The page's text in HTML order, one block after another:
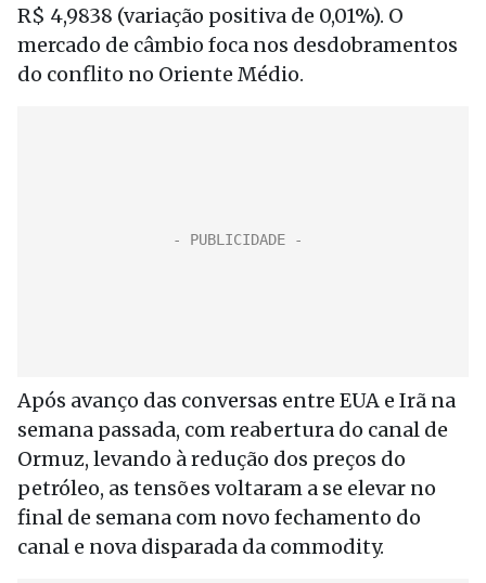
R$ 4,9838 (variação positiva de 0,01%). O
mercado de câmbio foca nos desdobramentos
do conflito no Oriente Médio.
Após avanço das conversas entre EUA e Irã na
semana passada, com reabertura do canal de
Ormuz, levando à redução dos preços do
petróleo, as tensões voltaram a se elevar no
final de semana com novo fechamento do
canal e nova disparada da commodity.